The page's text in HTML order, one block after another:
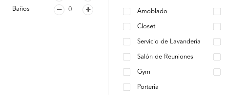
Baños Amoblado
Closet
Servicio de Lavandería
Salón de Reuniones
Gym
Portería